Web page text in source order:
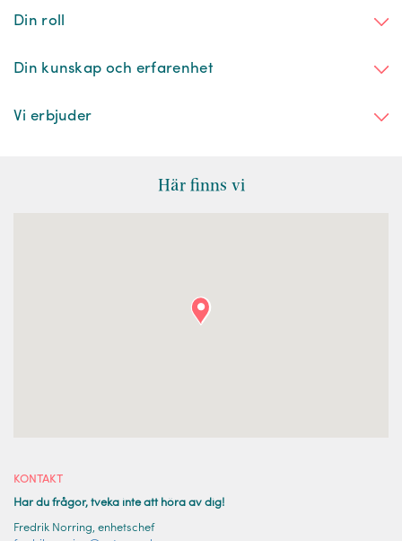
Din roll
Din kunskap och erfarenhet
Vi erbjuder
Här finns vi
KONTAKT
Har du frågor, tveka inte att höra av dig!
Fredrik Norring, enhetschef